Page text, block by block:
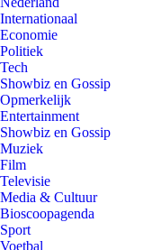
Internationaal
Economie
Politiek
Tech
Showbiz en Gossip
Opmerkelijk
Entertainment
Showbiz en Gossip
Muziek
Film
Televisie
Media & Cultuur
Bioscoopagenda
Sport
Voetbal